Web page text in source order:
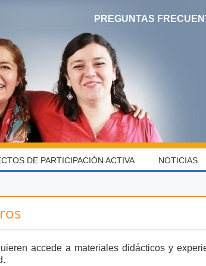
PREGUNTAS
accede a materiales didácticos y
DE PARTICIPACIÓN ACTIVA NOTICIAS